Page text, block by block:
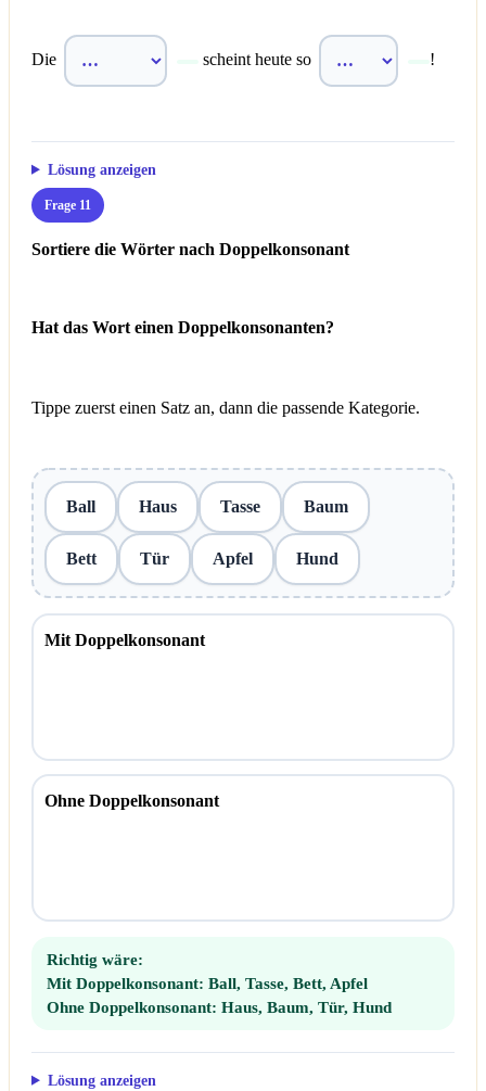
Die scheint heute so !
Lösung anzeigen
Frage 11
Sortiere die Wörter nach Doppelkonsonant
Hat das Wort einen Doppelkonsonanten?
Tippe zuerst einen Satz an, dann die passende Kategorie.
Ball Haus Tasse Baum
Bett Tür Apfel Hund
Mit Doppelkonsonant
Ohne Doppelkonsonant
Richtig wäre:
Mit Doppelkonsonant: Ball, Tasse, Bett, Apfel
Ohne Doppelkonsonant: Haus, Baum, Tür, Hund
Lösung anzeigen